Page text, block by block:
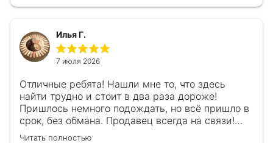
Илья Г.
7 июля 2026
Отличные ребята! Нашли мне то, что здесь
найти трудно и стоит в два раза дороже!
Пришлось немного подождать, но всё пришло в
срок, без обмана. Продавец всегда на связи!
Буду ещё обращаться! 👍
Читать полностью